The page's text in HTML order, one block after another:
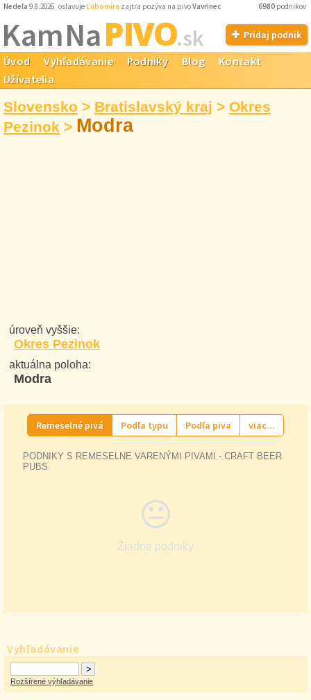
Nedeľa 9.8.2026 oslavuje Ľubomíra zajtra pozýva na pivoVavrinec 6980 podnikov
Kam NaPIVO.sk Pridaj podnik
Úvod Vyhľadávanie Podniky Blog
Kontakt
Užívatelia
Slovensko > Bratislavský kraj > Okres
Pezinok > Modra
Vyhľadávanie
Rozšírené výhľadávanie
úroveň vyššie:
Okres Pezinok
aktuálna poloha:
Modra
Remeselné pivá Podľa typu Podľa piva viac...
PODNIKY S REMESELNE VARENÝMI PIVAMI - CRAFT BEER
PUBS
Žiadne podniky